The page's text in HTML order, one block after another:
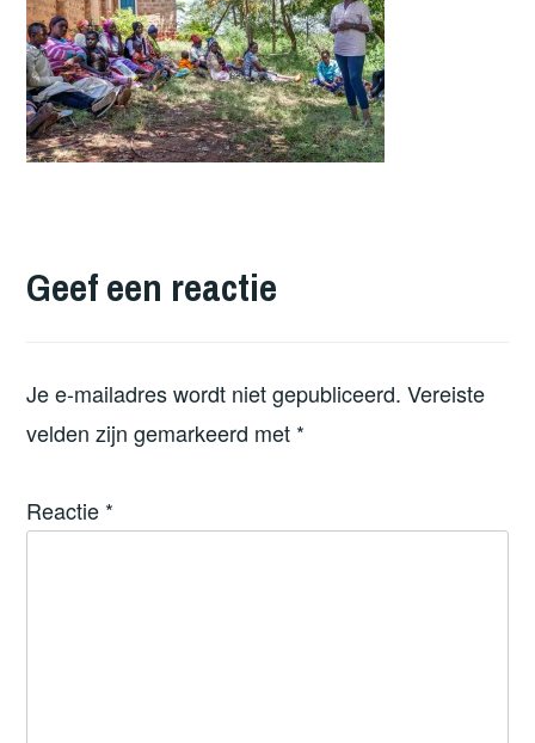
Geef een reactie
Je e-mailadres wordt niet gepubliceerd. Vereiste
velden zijn gemarkeerd met *
Reactie *